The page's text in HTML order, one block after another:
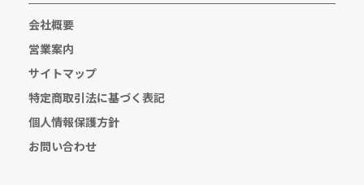
会社概要
営業案内
サイトマップ
特定商取引法に基づく表記
個人情報保護方針
お問い合わせ